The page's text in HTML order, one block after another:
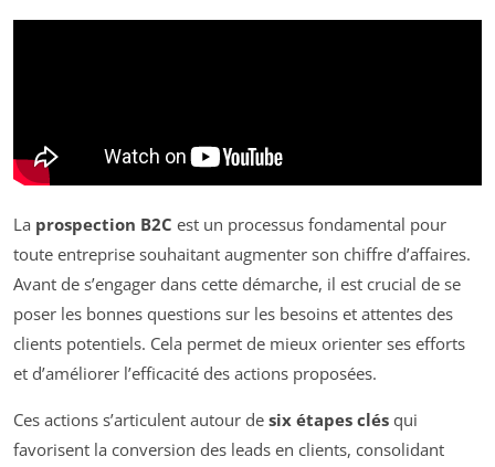
La prospection B2C est un processus fondamental pour
toute entreprise souhaitant augmenter son chiffre d’affaires.
Avant de s’engager dans cette démarche, il est crucial de se
poser les bonnes questions sur les besoins et attentes des
clients potentiels. Cela permet de mieux orienter ses efforts
et d’améliorer l’efficacité des actions proposées.
Ces actions s’articulent autour de six étapes clés qui
favorisent la conversion des leads en clients, consolidant